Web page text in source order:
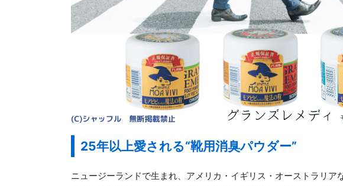
25年以上愛される“靴用消臭パウダー”
ニュージーランドで生まれ、アメリカ・イギリス・オーストラリア